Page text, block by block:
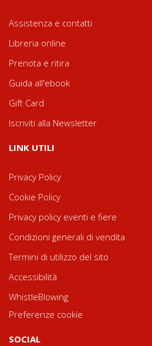
Assistenza e contatti
Libreria online
Prenota e ritira
Guida all'ebook
Gift Card
Iscriviti alla Newsletter
LINK UTILI
Privacy Policy
Cookie Policy
Privacy policy eventi e fiere
Condizioni generali di vendita
Termini di utilizzo del sito
Accessibilità
WhistleBlowing
Preferenze cookie
SOCIAL